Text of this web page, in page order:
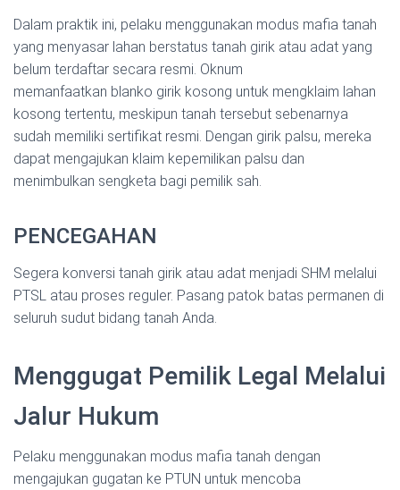
Dalam praktik ini, pelaku menggunakan modus mafia tanah
yang menyasar lahan berstatus tanah girik atau adat yang
belum terdaftar secara resmi. Oknum
memanfaatkan blanko girik kosong untuk mengklaim lahan
kosong tertentu, meskipun tanah tersebut sebenarnya
sudah memiliki sertifikat resmi. Dengan girik palsu, mereka
dapat mengajukan klaim kepemilikan palsu dan
menimbulkan sengketa bagi pemilik sah.
PENCEGAHAN
Segera konversi tanah girik atau adat menjadi SHM melalui
PTSL atau proses reguler. Pasang patok batas permanen di
seluruh sudut bidang tanah Anda.
Menggugat Pemilik Legal Melalui
Jalur Hukum
Pelaku menggunakan modus mafia tanah dengan
mengajukan gugatan ke PTUN untuk mencoba